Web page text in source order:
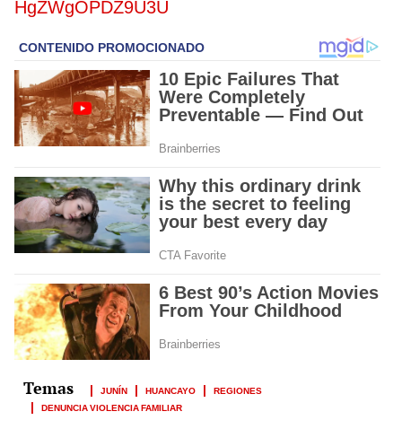
HgZWgOPDZ9U3U
JUNÍN HUANCAYO
REGIONES
DENUNCIA VIOLENCIA FAMILIAR